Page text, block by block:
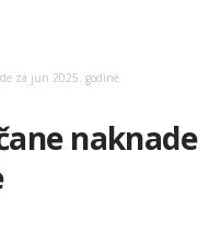
za jun 2025. godine
naknade